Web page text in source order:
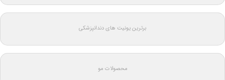
برترین یونیت های دندانپزشکی
محصولات مو